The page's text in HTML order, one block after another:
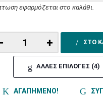
εφαρμόζεται στο καλάθι.
+ ΣΤΟ
ΑΛΛΕΣ ΕΠΙΛΟΓΕΣ (4)
ΑΓΑΠΗΜΕΝΟ!